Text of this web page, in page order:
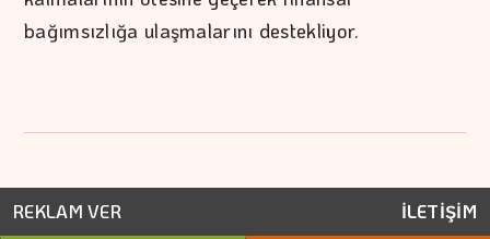
bağımsızlığa ulaşmalarını destekliyor.
REKLAM VER İLETİŞİM